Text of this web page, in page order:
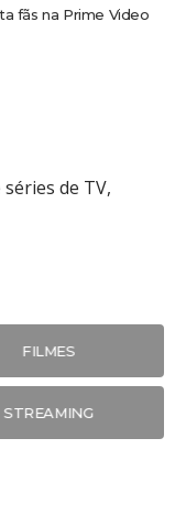
fãs na Prime Video
FILMES
STREAMING